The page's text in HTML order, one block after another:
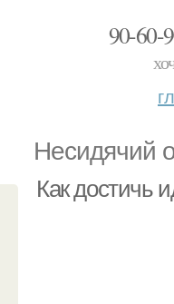
90-
Несидячий
Как достичь